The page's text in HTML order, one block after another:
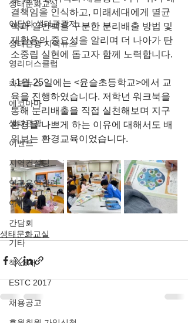
생태문화교실
이달의 생태관광지
생태관광 지역뉴스
영리더스클럽
카드뉴스
에코마마
생태관광
이벤트
지역컨설팅
연구용역관련
아카데미
간담회
기타
책 소개
ESTC 2017
채용공고
결책임을 인식하고, 미래세대에게 멸균
팩과 일반팩을 구분한 분리배출 방법 및
재활용의 중요성을 알리며 더 나아가 탄
소중립 실현에 돕고자 함께 노력합니다.
11월 25일에는 <윤슬초등학교>에서 교
육을 진행하였습니다. 저학년 워크북을
통해 분리배출을 직접 실천해보며 지구
환경을 나쁘게 하는 이유에 대해서도 배
워보는 환경교육이었습니다.
생태문화교실